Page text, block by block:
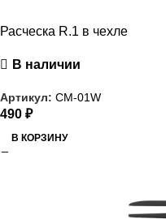
Расческа R.1 в чехле
В наличии
Артикул: CM-01W
490 ₽
В КОРЗИНУ